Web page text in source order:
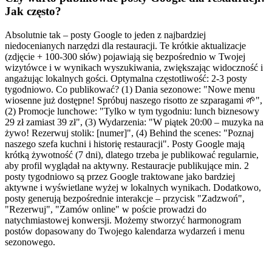
Jak często?
Absolutnie tak – posty Google to jeden z najbardziej
niedocenianych narzędzi dla restauracji. Te krótkie aktualizacje
(zdjęcie + 100-300 słów) pojawiają się bezpośrednio w Twojej
wizytówce i w wynikach wyszukiwania, zwiększając widoczność i
angażując lokalnych gości. Optymalna częstotliwość: 2-3 posty
tygodniowo. Co publikować? (1) Dania sezonowe: "Nowe menu
wiosenne już dostępne! Spróbuj naszego risotto ze szparagami 🌱",
(2) Promocje lunchowe: "Tylko w tym tygodniu: lunch biznesowy
29 zł zamiast 39 zł", (3) Wydarzenia: "W piątek 20:00 – muzyka na
żywo! Rezerwuj stolik: [numer]", (4) Behind the scenes: "Poznaj
naszego szefa kuchni i historię restauracji". Posty Google mają
krótką żywotność (7 dni), dlatego trzeba je publikować regularnie,
aby profil wyglądał na aktywny. Restauracje publikujące min. 2
posty tygodniowo są przez Google traktowane jako bardziej
aktywne i wyświetlane wyżej w lokalnych wynikach. Dodatkowo,
posty generują bezpośrednie interakcje – przycisk "Zadzwoń",
"Rezerwuj", "Zamów online" w poście prowadzi do
natychmiastowej konwersji. Możemy stworzyć harmonogram
postów dopasowany do Twojego kalendarza wydarzeń i menu
sezonowego.